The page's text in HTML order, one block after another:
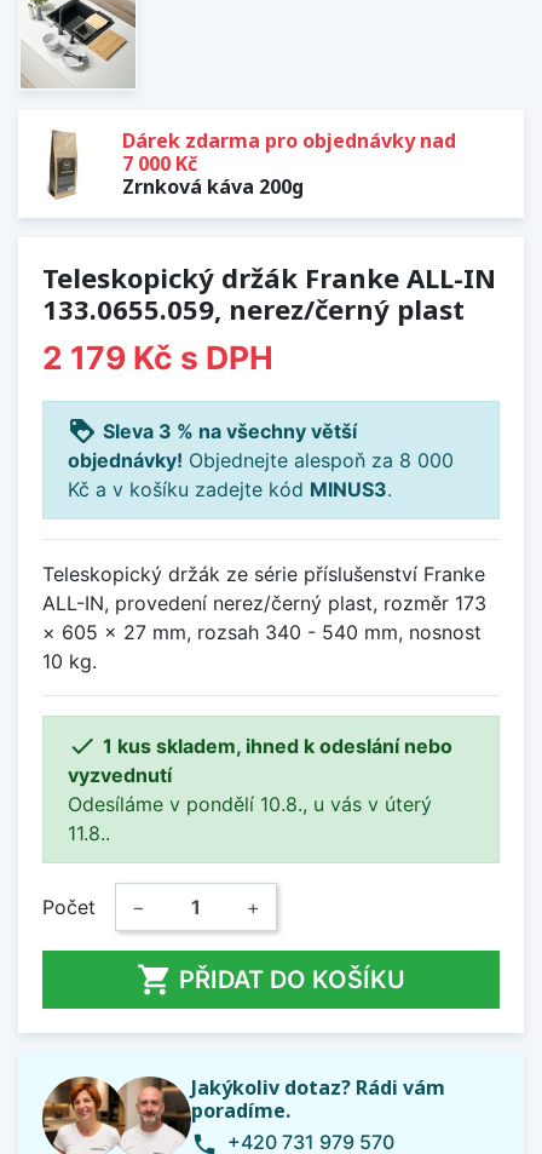
Dárek zdarma pro objednávky nad
7 000 Kč
Zrnková káva 200g
Teleskopický držák Franke ALL-IN
133.0655.059, nerez/černý plast
2 179 Kč s DPH
loyalty Sleva 3 % na všechny větší
objednávky! Objednejte alespoň za 8 000
Kč a v košíku zadejte kód MINUS3.
Teleskopický držák ze série příslušenství Franke
ALL-IN, provedení nerez/černý plast, rozměr 173
× 605 × 27 mm, rozsah 340 - 540 mm, nosnost
10 kg.
 1 kus skladem, ihned k odeslání nebo
vyzvednutí
Odesíláme v pondělí 10.8., u vás v úterý
11.8..
Počet − +
 PŘIDAT DO KOŠÍKU
Jakýkoliv dotaz? Rádi vám
poradíme.
phone +420 731 979 570